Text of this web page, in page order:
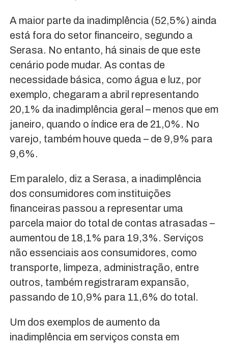
A maior parte da inadimplência (52,5%) ainda
está fora do setor financeiro, segundo a
Serasa. No entanto, há sinais de que este
cenário pode mudar. As contas de
necessidade básica, como água e luz, por
exemplo, chegaram a abril representando
20,1% da inadimplência geral – menos que em
janeiro, quando o índice era de 21,0%. No
varejo, também houve queda – de 9,9% para
9,6%.
Em paralelo, diz a Serasa, a inadimplência
dos consumidores com instituições
financeiras passou a representar uma
parcela maior do total de contas atrasadas –
aumentou de 18,1% para 19,3%. Serviços
não essenciais aos consumidores, como
transporte, limpeza, administração, entre
outros, também registraram expansão,
passando de 10,9% para 11,6% do total.
Um dos exemplos de aumento da
inadimplência em serviços consta em